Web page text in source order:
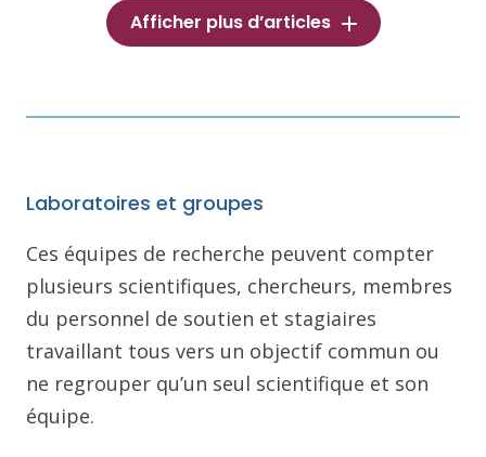
Afficher plus d’articles
Laboratoires et groupes
Ces équipes de recherche peuvent compter
plusieurs scientifiques, chercheurs, membres
du personnel de soutien et stagiaires
travaillant tous vers un objectif commun ou
ne regrouper qu’un seul scientifique et son
équipe.